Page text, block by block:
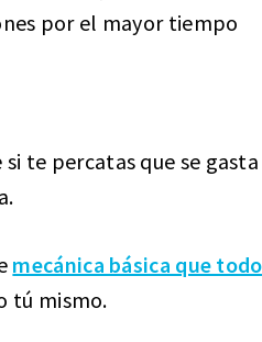
por el mayor tiempo
si te percatas que se gasta
mecánica básica que todo
tú mismo.